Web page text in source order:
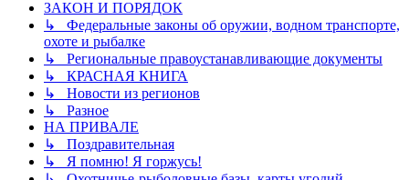
ЗАКОН И ПОРЯДОК
↳ Федеральные законы об оружии, водном транспорте,
охоте и рыбалке
↳ Региональные правоустанавливающие документы
↳ КРАСНАЯ КНИГА
↳ Новости из регионов
↳ Разное
НА ПРИВАЛЕ
↳ Поздравительная
↳ Я помню! Я горжусь!